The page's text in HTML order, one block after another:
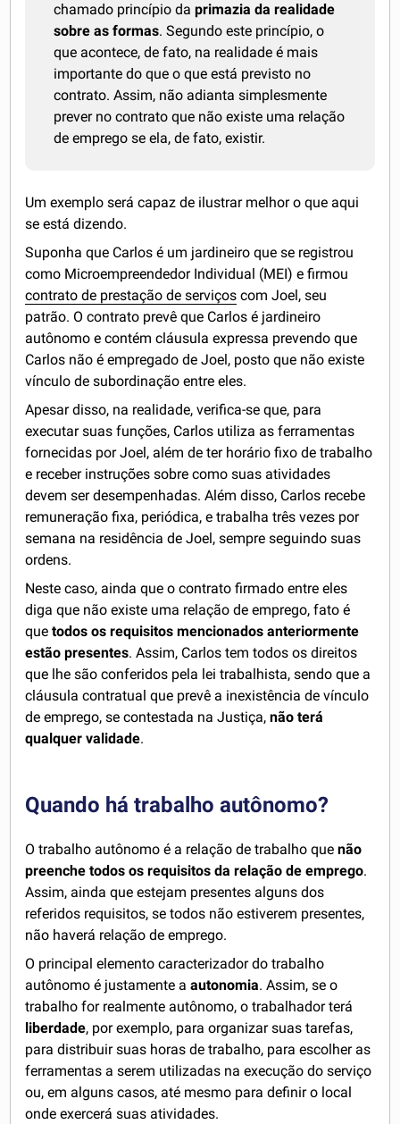
chamado princípio daprimazia da realidade
sobre as formas. Segundo este princípio, o
que acontece, de fato, na realidade é mais
importante do que o que está previsto no
contrato. Assim, não adianta simplesmente
prever no contrato que não existe uma relação
de emprego se ela, de fato, existir.
Um exemplo será capaz de ilustrar melhor o que aqui
se está dizendo.
Suponha que Carlos é um jardineiro que se registrou
como Microempreendedor Individual (MEI) e firmou
contrato de prestação de serviços com Joel, seu
patrão. O contrato prevê que Carlos é jardineiro
autônomo e contém cláusula expressa prevendo que
Carlos não é empregado de Joel, posto que não existe
vínculo de subordinação entre eles.
Apesar disso, na realidade, verifica-se que, para
executar suas funções, Carlos utiliza as ferramentas
fornecidas por Joel, além de ter horário fixo de trabalho
e receber instruções sobre como suas atividades
devem ser desempenhadas. Além disso, Carlos recebe
remuneração fixa, periódica, e trabalha três vezes por
semana na residência de Joel, sempre seguindo suas
ordens.
Neste caso, ainda que o contrato firmado entre eles
diga que não existe uma relação de emprego, fato é
quetodos os requisitos mencionados anteriormente
estão presentes. Assim, Carlos tem todos os direitos
que lhe são conferidos pela lei trabalhista, sendo que a
cláusula contratual que prevê a inexistência de vínculo
de emprego, se contestada na Justiça,não terá
qualquer validade.
Quando há trabalho autônomo?
O trabalho autônomo é a relação de trabalho quenão
preenche todos os requisitos da relação de emprego.
Assim, ainda que estejam presentes alguns dos
referidos requisitos, se todos não estiverem presentes,
não haverá relação de emprego.
O principal elemento caracterizador do trabalho
autônomo é justamente aautonomia. Assim, se o
trabalho for realmente autônomo, o trabalhador terá
liberdade, por exemplo, para organizar suas tarefas,
para distribuir suas horas de trabalho, para escolher as
ferramentas a serem utilizadas na execução do serviço
ou, em alguns casos, até mesmo para definir o local
onde exercerá suas atividades.